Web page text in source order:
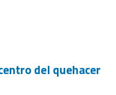
del quehacer